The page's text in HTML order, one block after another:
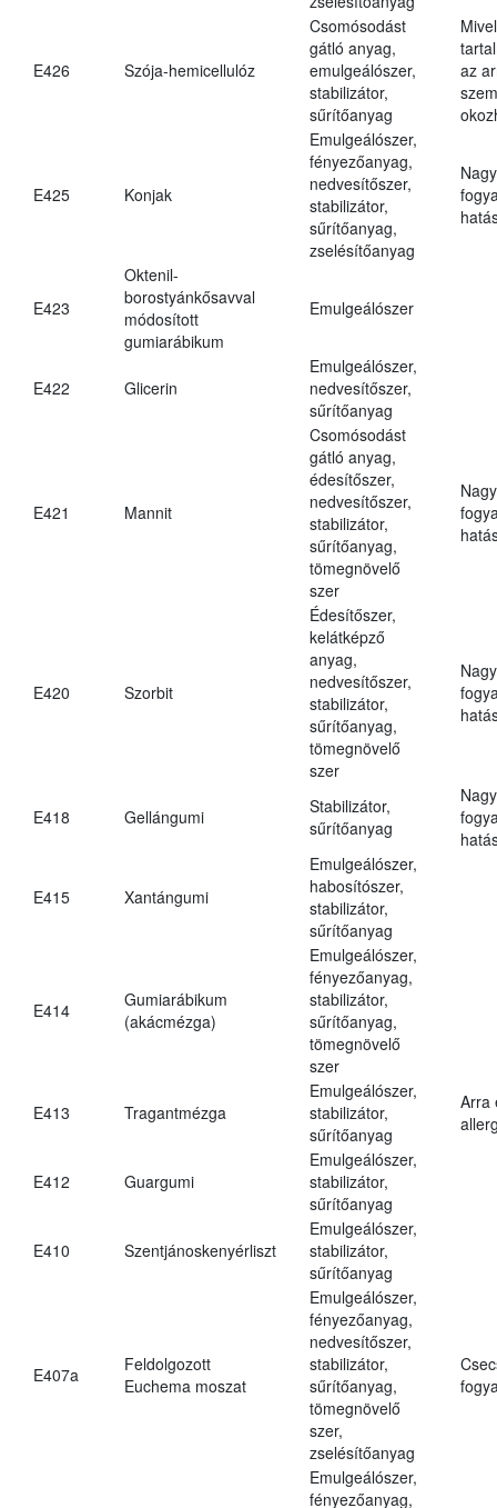
E426 Szója-hemicellulóz
Csomósodást
gátló anyag,
emulgeálószer,
stabilizátor,
sűrítőanyag
az
E425 Konjak
Emulgeálószer,
fényezőanyag,
nedvesítőszer,
stabilizátor,
sűrítőanyag,
zselésítőanyag
E423
Oktenil-
borostyánkősavval
módosított
gumiarábikum
Emulgeálószer
E422 Glicerin
Emulgeálószer,
nedvesítőszer,
sűrítőanyag
E421 Mannit
Csomósodást
gátló anyag,
édesítőszer,
nedvesítőszer,
stabilizátor,
sűrítőanyag,
tömegnövelő
szer
E420 Szorbit
Édesítőszer,
kelátképző
anyag,
nedvesítőszer,
stabilizátor,
sűrítőanyag,
tömegnövelő
szer
E418 Gellángumi
Stabilizátor,
sűrítőanyag
E415 Xantángumi
Emulgeálószer,
habosítószer,
stabilizátor,
sűrítőanyag
E414
Gumiarábikum
(akácmézga)
Emulgeálószer,
fényezőanyag,
stabilizátor,
sűrítőanyag,
tömegnövelő
szer
E413 Tragantmézga
Emulgeálószer,
stabilizátor,
sűrítőanyag
Arra
E412 Guargumi
Emulgeálószer,
stabilizátor,
sűrítőanyag
E410 Szentjánoskenyérliszt
Emulgeálószer,
stabilizátor,
sűrítőanyag
E407a
Feldolgozott
Euchema moszat
Emulgeálószer,
fényezőanyag,
nedvesítőszer,
stabilizátor,
sűrítőanyag,
tömegnövelő
szer,
zselésítőanyag
Emulgeálószer,
fényezőanyag,